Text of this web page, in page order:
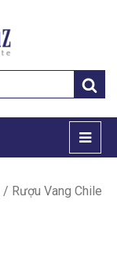
/ Rượu Vang Chile